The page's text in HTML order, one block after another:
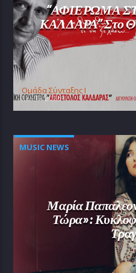
“ΑΦΙΕΡΩΜΑ
ΚΑΛΔΑΡΑ” Στο
Oμάδα Σύνταξης Ι
25/07/2026
MUSIC NEWS
Μαρία
Τώρα»: